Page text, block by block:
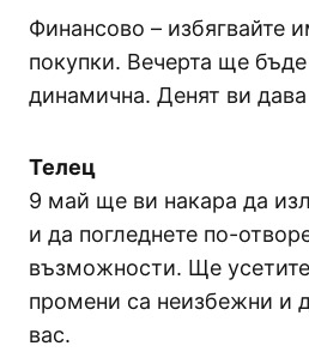
Финансово – избягвайте
покупки. Вечерта ще
динамична. Денят ви
Телец
9 май ще ви накара да
и да погледнете по-
възможности. Ще
промени са неизбежни и
вас.